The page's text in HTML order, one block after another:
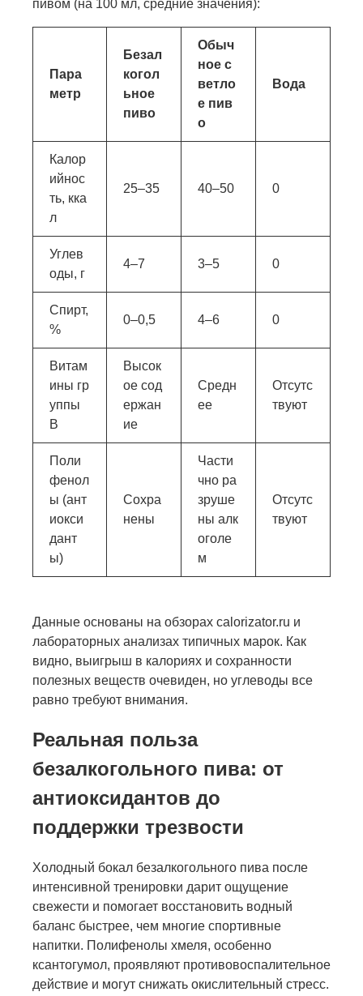
пивом (на 100 мл, средние значения):
Пара
метр
Безал
когол
ьное
пиво
Обыч
ное с
ветло
е пив
о
Вода
Калор
ийнос
ть, кка
л
25–35 40–50 0
Углев
оды, г
4–7 3–5 0
Спирт,
%
0–0,5 4–6 0
Витам
ины гр
уппы
B
Высок
ое сод
ержан
ие
Средн
ее
Отсутс
твуют
Поли
фенол
ы (ант
иокси
дант
ы)
Сохра
нены
Части
чно ра
зруше
ны алк
оголе
м
Отсутс
твуют
Данные основаны на обзорах calorizator.ru и
лабораторных анализах типичных марок. Как
видно, выигрыш в калориях и сохранности
полезных веществ очевиден, но углеводы все
равно требуют внимания.
Реальная польза
безалкогольного пива: от
антиоксидантов до
поддержки трезвости
Холодный бокал безалкогольного пива после
интенсивной тренировки дарит ощущение
свежести и помогает восстановить водный
баланс быстрее, чем многие спортивные
напитки. Полифенолы хмеля, особенно
ксантогумол, проявляют противовоспалительное
действие и могут снижать окислительный стресс.